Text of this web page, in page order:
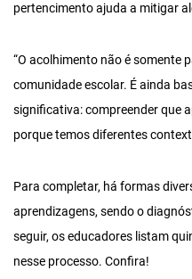
pertencimento ajuda a mitigar
“O acolhimento não é somente
comunidade escolar. É ainda
significativa: compreender que
porque temos diferentes
Para completar, há formas
aprendizagens, sendo o
seguir, os educadores listam
nesse processo. Confira!